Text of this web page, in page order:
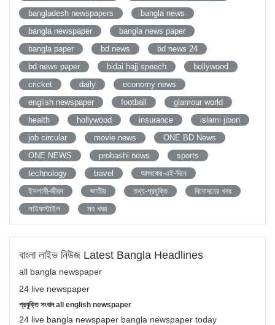
bangladesh newspapers
bangla news
bangla newspaper
bangla news paper
bangla paper
bd news
bd news 24
bd news paper
bidai hajj speech
bollywood
cricket
daily
economy news
english newspaper
football
glamour world
health
hollywood insurance
islami jibon
job circular
movie news
ONE BD News
ONE NEWS
probashi news
sports
technology
travel
আজকের-এই-দিনে
ইসলামী-জীবন
জাতীয় তথ্য-প্রযুক্তি
বিনোদনের খবর
লাইফস্টাইল
সব খবর
বাংলা লাইভ নিউজ Latest Bangla Headlines
all bangla newspaper
24 live newspaper
প্রযুক্তি সংবাদ all english newspaper
24 live bangla newspaper bangla newspaper today